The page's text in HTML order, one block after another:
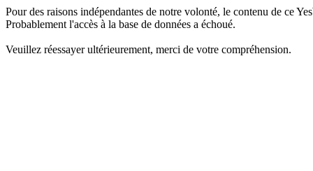
Pour des raisons indépendantes de notre volonté, le contenu de ce
Probablement l'accès à la base de données a échoué.
Veuillez réessayer ultérieurement, merci de votre compréhension.